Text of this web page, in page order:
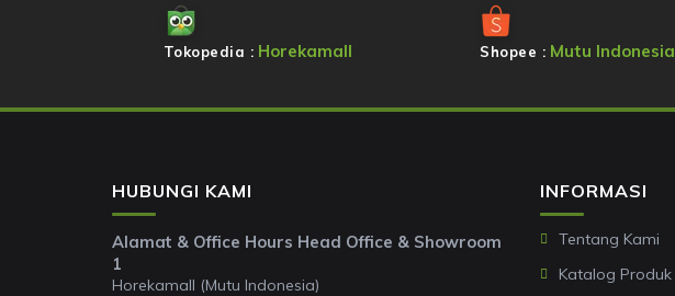
Tokopedia : Horekamall Shopee : Mutu Indonesia
HUBUNGI KAMI
Alamat & Office Hours Head Office & Showroom
1
Horekamall (Mutu Indonesia)
INFORMASI
Tentang Kami
Katalog Produk